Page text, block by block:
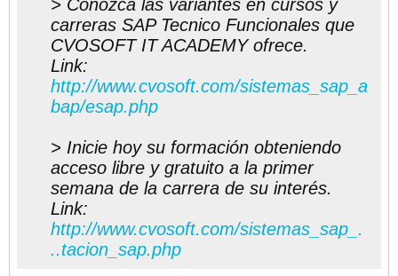
> Conozca las variantes en cursos y
carreras SAP Tecnico Funcionales que
CVOSOFT IT ACADEMY ofrece.
Link:
http://www.cvosoft.com/sistemas_sap_a
bap/esap.php
> Inicie hoy su formación obteniendo
acceso libre y gratuito a la primer
semana de la carrera de su interés.
Link:
http://www.cvosoft.com/sistemas_sap_.
..tacion_sap.php